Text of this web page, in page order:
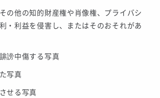
の他の知的財産権や肖像権、プライバシ
・利益を侵害し、またはそのおそれがあ
謗中傷する写真
写真
せる写真